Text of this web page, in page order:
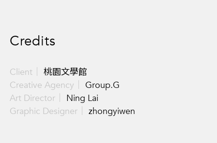
Credits
Client｜
桃園文學館
Creative Agency｜
Group.G
Art Director｜
Ning Lai
Graphic Designer｜
zhongyiwen